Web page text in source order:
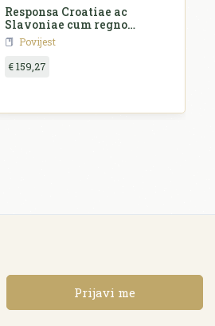
Responsa Croatiae ac
Slavoniae cum regno
Hungariae
Povijest
€ 159,27
Prijavi me